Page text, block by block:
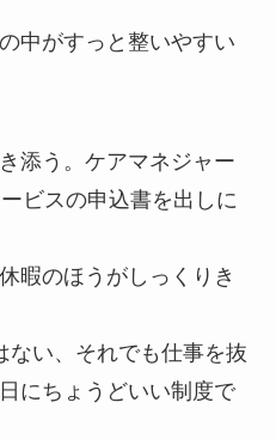
中がすっと整いやすい
添う。ケアマネジャー
ビスの申込書を出しに
暇のほうがしっくりき
ない、それでも仕事を抜
にちょうどいい制度で